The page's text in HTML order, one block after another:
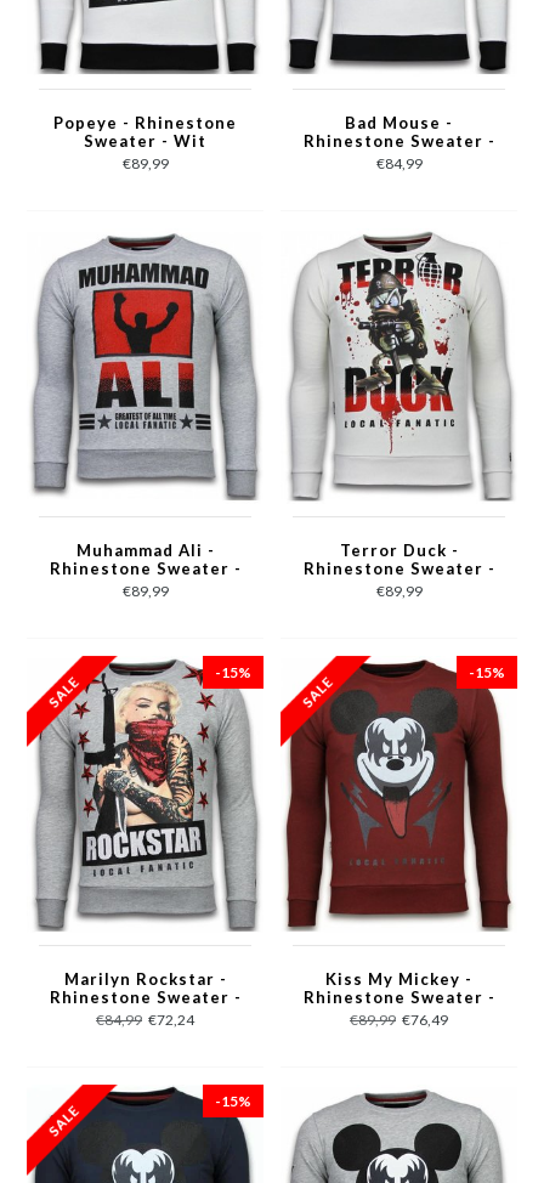
Popeye - Rhinestone
Sweater - Wit
€89,99
Bad Mouse -
Rhinestone Sweater -
Wit
€84,99
Muhammad Ali -
Rhinestone Sweater -
Grijs
€89,99
Terror Duck -
Rhinestone Sweater -
Wit
€89,99
-15%
Marilyn Rockstar -
Rhinestone Sweater -
Grijs
€84,99 €72,24
-15%
Kiss My Mickey -
Rhinestone Sweater -
Bordeaux
€89,99 €76,49
-15%